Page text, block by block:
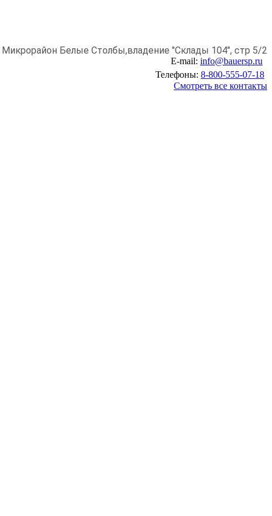
Микрорайон Белые Столбы,владение "Склады 104", стр 5/2
E-mail: info@bauersp.ru
Телефоны: 8-800-555-07-18
Смотреть все контакты